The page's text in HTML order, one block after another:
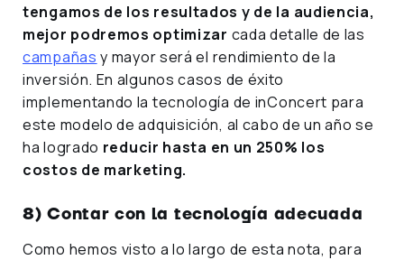
tengamos de los resultados y de la audiencia,
mejor podremos optimizar cada detalle de las
campañas y mayor será el rendimiento de la
inversión. En algunos casos de éxito
implementando la tecnología de inConcert para
este modelo de adquisición, al cabo de un año se
ha logrado reducir hasta en un 250% los
costos de marketing.
8) Contar con la tecnología adecuada
Como hemos visto a lo largo de esta nota, para